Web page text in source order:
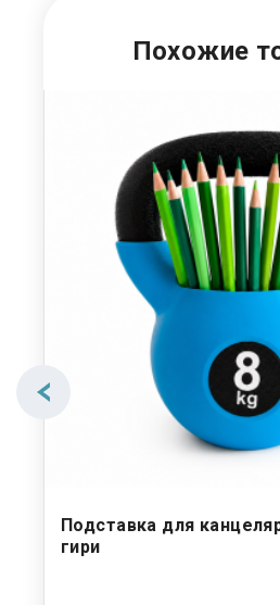
Похожие
Подставка для
гири